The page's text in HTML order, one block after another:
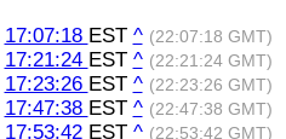
17:07:18 EST ^ (22:07:18 GMT)
17:21:24 EST ^ (22:21:24 GMT)
17:23:26 EST ^ (22:23:26 GMT)
17:47:38 EST ^ (22:47:38 GMT)
17:53:42 EST ^ (22:53:42 GMT)